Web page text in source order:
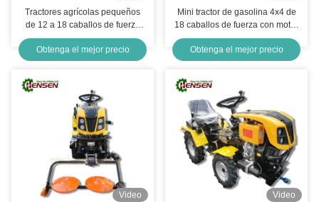
Tractores agrícolas pequeños
de 12 a 18 caballos de fuerza
Tractor Mini 4x4 con trasero
rotativo
Obtenga el mejor precio
Mini tractor de gasolina 4x4 de
18 caballos de fuerza con motor
Euro V certificado
Obtenga el mejor precio
Video
Video